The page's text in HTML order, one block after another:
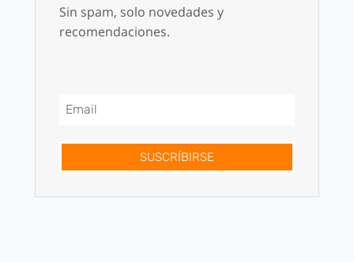
Sin spam, solo novedades y
recomendaciones.
SUSCRÍBIRSE